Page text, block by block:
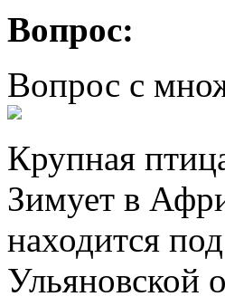
Вопрос:
Вопрос с
Крупная
Зимует в
находится
Ульяновской